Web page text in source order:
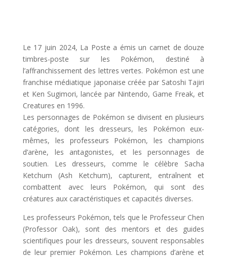
Le 17 juin 2024, La Poste a émis un carnet de douze
timbres-poste sur les Pokémon, destiné à
l’affranchissement des lettres vertes. Pokémon est une
franchise médiatique japonaise créée par Satoshi Tajiri
et Ken Sugimori, lancée par Nintendo, Game Freak, et
Creatures en 1996.
Les personnages de Pokémon se divisent en plusieurs
catégories, dont les dresseurs, les Pokémon eux-
mêmes, les professeurs Pokémon, les champions
d’arène, les antagonistes, et les personnages de
soutien. Les dresseurs, comme le célèbre Sacha
Ketchum (Ash Ketchum), capturent, entraînent et
combattent avec leurs Pokémon, qui sont des
créatures aux caractéristiques et capacités diverses.
Les professeurs Pokémon, tels que le Professeur Chen
(Professor Oak), sont des mentors et des guides
scientifiques pour les dresseurs, souvent responsables
de leur premier Pokémon. Les champions d’arène et